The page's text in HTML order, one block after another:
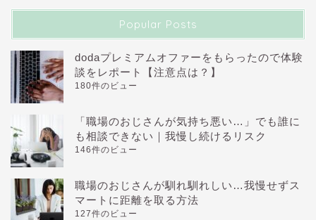
Popular Posts
dodaプレミアムオファーをもらったので体験
談をレポート【注意点は？】
180件のビュー
「職場のおじさんが気持ち悪い…」でも誰に
も相談できない｜我慢し続けるリスク
146件のビュー
職場のおじさんが馴れ馴れしい…我慢せずス
マートに距離を取る方法
127件のビュー